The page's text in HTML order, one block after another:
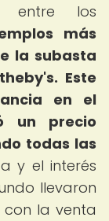
entre los
más
la subasta
Este
en el
un precio
todas las
y el interés
llevaron
la venta